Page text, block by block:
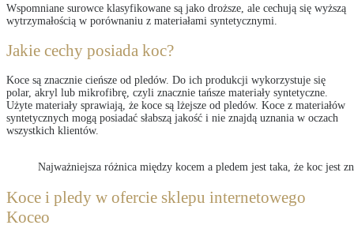
Wspomniane surowce klasyfikowane są jako droższe, ale cechują się wyższą
wytrzymałością w porównaniu z materiałami syntetycznymi.
Jakie cechy posiada koc?
Koce są znacznie cieńsze od pledów. Do ich produkcji wykorzystuje się
polar, akryl lub mikrofibrę, czyli znacznie tańsze materiały syntetyczne.
Użyte materiały sprawiają, że koce są lżejsze od pledów. Koce z materiałów
syntetycznych mogą posiadać słabszą jakość i nie znajdą uznania w oczach
wszystkich klientów.
Najważniejsza różnica między kocem a pledem jest taka, że koc jest
Koce i pledy w ofercie sklepu internetowego
Koceo